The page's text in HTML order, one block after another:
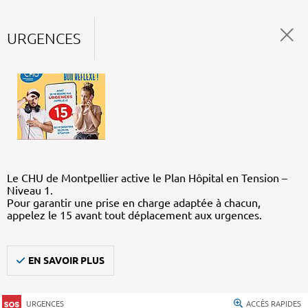
URGENCES
Le CHU de Montpellier active le Plan Hôpital en Tension –
Niveau 1.
Pour garantir une prise en charge adaptée à chacun,
appelez le 15 avant tout déplacement aux urgences.
EN SAVOIR PLUS
URGENCES ACCÈS RAPIDES